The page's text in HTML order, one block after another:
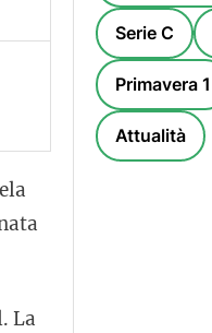
La
Serie C
Primavera 1
Attualità